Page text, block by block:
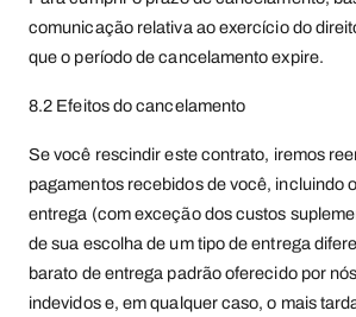
comunicação relativa ao exercício do
que o período de cancelamento expire.
8.2 Efeitos do cancelamento
Se você rescindir este contrato, iremos
pagamentos recebidos de você, incluindo
entrega (com exceção dos custos
de sua escolha de um tipo de entrega
barato de entrega padrão oferecido por
indevidos e, em qualquer caso, o mais